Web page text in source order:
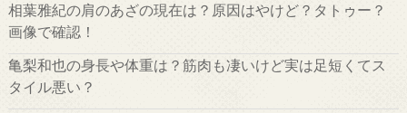
相葉雅紀の肩のあざの現在は？原因はやけど？タトゥー？
画像で確認！
亀梨和也の身長や体重は？筋肉も凄いけど実は足短くてス
タイル悪い？